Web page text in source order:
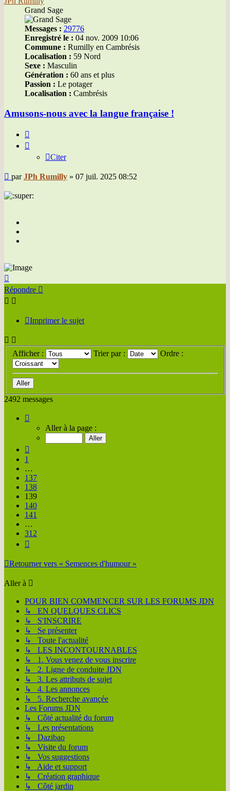
Grand Sage
Messages : 29776
Enregistré le : 04 nov. 2009 10:06
Commune : Rumilly en Cambrésis
Localisation : 59 Nord
Sexe : Masculin
Génération : 60 ans et plus
Passion : Le potager
Localisation : Cambrésis
Amusons-nous avec la langue française !
Citer
Message
parJPh Rumilly » 07 juil. 2025 08:52
Répondre
Imprimer le sujet
Afficher : Trier par : Ordre :
2492 messages
139
sur
Aller à la page :
1
…
137
138
139
140
141
…
312
Retourner vers « Semences d'humour »
Aller à
POUR BIEN COMMENCER SUR LES FORUMS JDN
↳ EN QUELQUES CLICS
↳ S'INSCRIRE
↳ Se présenter
↳ Toute l'actualité
↳ LES INCONTOURNABLES
↳ 1. Vous venez de vous inscrire
↳ 2. Ligne de conduite JDN
↳ 3. Les attributs de sujet
↳ 4. Les annonces
↳ 5. Recherche avançée
Les Forums JDN
↳ Côté actualité du forum
↳ Les présentations
↳ Dazibao
↳ Visite du forum
↳ Vos suggestions
↳ Aide et support
↳ Création graphique
↳ Côté jardin